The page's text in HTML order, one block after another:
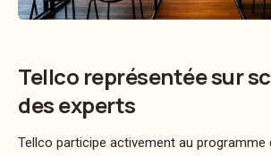
Tellco représentée sur
des experts
Tellco participe activement au programme